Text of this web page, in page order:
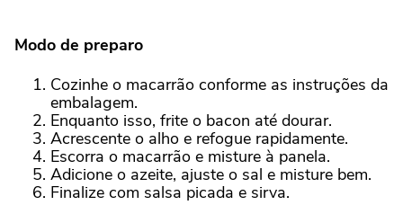
Modo de preparo
Cozinhe o macarrão conforme as instruções da
embalagem.
Enquanto isso, frite o bacon até dourar.
Acrescente o alho e refogue rapidamente.
Escorra o macarrão e misture à panela.
Adicione o azeite, ajuste o sal e misture bem.
Finalize com salsa picada e sirva.